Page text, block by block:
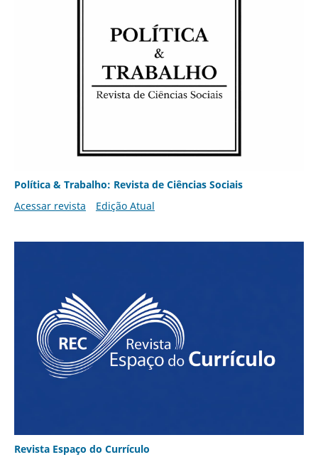
Política & Trabalho: Revista de Ciências Sociais
Acessar revista
Edição Atual
Revista Espaço do Currículo